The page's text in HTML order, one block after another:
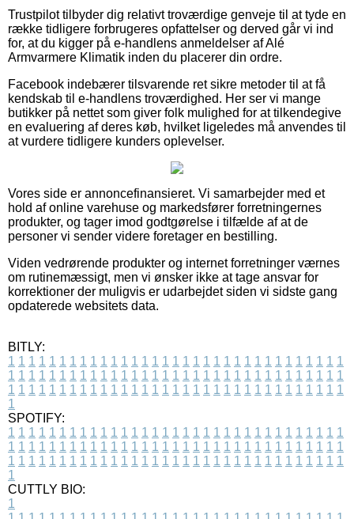
Trustpilot tilbyder dig relativt troværdige genveje til at tyde en
række tidligere forbrugeres opfattelser og derved går vi ind
for, at du kigger på e-handlens anmeldelser af Alé
Armvarmere Klimatik inden du placerer din ordre.
Facebook indebærer tilsvarende ret sikre metoder til at få
kendskab til e-handlens troværdighed. Her ser vi mange
butikker på nettet som giver folk mulighed for at tilkendegive
en evaluering af deres køb, hvilket ligeledes må anvendes til
at vurdere tidligere kunders oplevelser.
Vores side er annoncefinansieret. Vi samarbejder med et
hold af online varehuse og markedsfører forretningernes
produkter, og tager imod godtgørelse i tilfælde af at de
personer vi sender videre foretager en bestilling.
Viden vedrørende produkter og internet forretninger værnes
om rutinemæssigt, men vi ønsker ikke at tage ansvar for
korrektioner der muligvis er udarbejdet siden vi sidste gang
opdaterede websitets data.
BITLY:
1 1 1 1 1 1 1 1 1 1 1 1 1 1 1 1 1 1 1 1 1 1 1 1 1 1 1 1 1 1 1 1 1
1 1 1 1 1 1 1 1 1 1 1 1 1 1 1 1 1 1 1 1 1 1 1 1 1 1 1 1 1 1 1 1 1
1 1 1 1 1 1 1 1 1 1 1 1 1 1 1 1 1 1 1 1 1 1 1 1 1 1 1 1 1 1 1 1 1
1
SPOTIFY:
1 1 1 1 1 1 1 1 1 1 1 1 1 1 1 1 1 1 1 1 1 1 1 1 1 1 1 1 1 1 1 1 1
1 1 1 1 1 1 1 1 1 1 1 1 1 1 1 1 1 1 1 1 1 1 1 1 1 1 1 1 1 1 1 1 1
1 1 1 1 1 1 1 1 1 1 1 1 1 1 1 1 1 1 1 1 1 1 1 1 1 1 1 1 1 1 1 1 1
1
CUTTLY BIO:
1